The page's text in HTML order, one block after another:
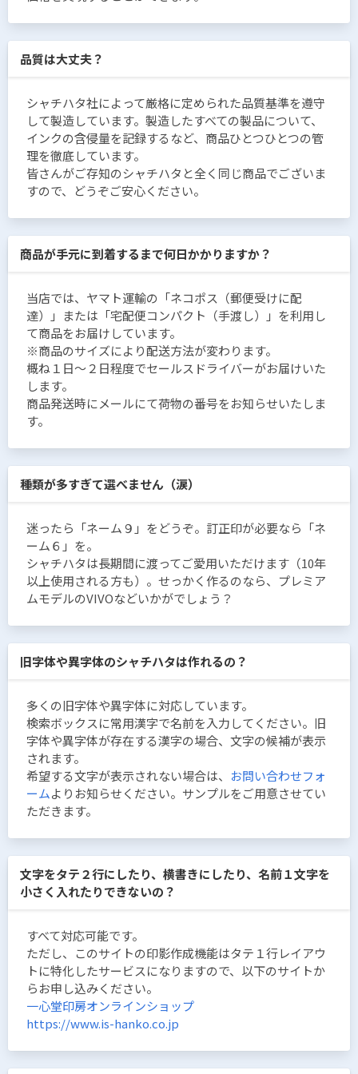
品質は大丈夫？
シャチハタ社によって厳格に定められた品質基準を遵守
して製造しています。製造したすべての製品について、
インクの含侵量を記録するなど、商品ひとつひとつの管
理を徹底しています。
皆さんがご存知のシャチハタと全く同じ商品でございま
すので、どうぞご安心ください。
商品が手元に到着するまで何日かかりますか？
当店では、ヤマト運輸の「ネコポス（郵便受けに配
達）」または「宅配便コンパクト（手渡し）」を利用し
て商品をお届けしています。
※商品のサイズにより配送方法が変わります。
概ね１日〜２日程度でセールスドライバーがお届けいた
します。
商品発送時にメールにて荷物の番号をお知らせいたしま
す。
種類が多すぎて選べません（涙）
迷ったら「ネーム９」をどうぞ。訂正印が必要なら「ネ
ーム６」を。
シャチハタは長期間に渡ってご愛用いただけます（10年
以上使用される方も）。せっかく作るのなら、プレミア
ムモデルのVIVOなどいかがでしょう？
旧字体や異字体のシャチハタは作れるの？
多くの旧字体や異字体に対応しています。
検索ボックスに常用漢字で名前を入力してください。旧
字体や異字体が存在する漢字の場合、文字の候補が表示
されます。
希望する文字が表示されない場合は、 お問い合わせフォ
ームよりお知らせください。サンプルをご用意させてい
ただきます。
文字をタテ２行にしたり、横書きにしたり、名前１文字を
小さく入れたりできないの？
すべて対応可能です。
ただし、このサイトの印影作成機能はタテ１行レイアウ
トに特化したサービスになりますので、以下のサイトか
らお申し込みください。
一心堂印房オンラインショップ
https://www.is-hanko.co.jp